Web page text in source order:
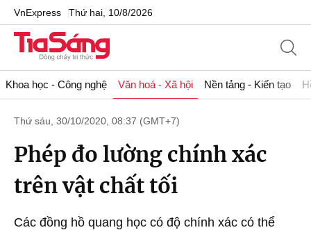
VnExpress Thứ hai, 10/8/2026
Khoa học - Công nghệ Văn hoá - Xã hội Nền tảng - Kiến tạo
Thứ sáu, 30/10/2020, 08:37 (GMT+7)
Phép đo lường chính xác
trên vật chất tối
Các đồng hồ quang học có độ chính xác có thể